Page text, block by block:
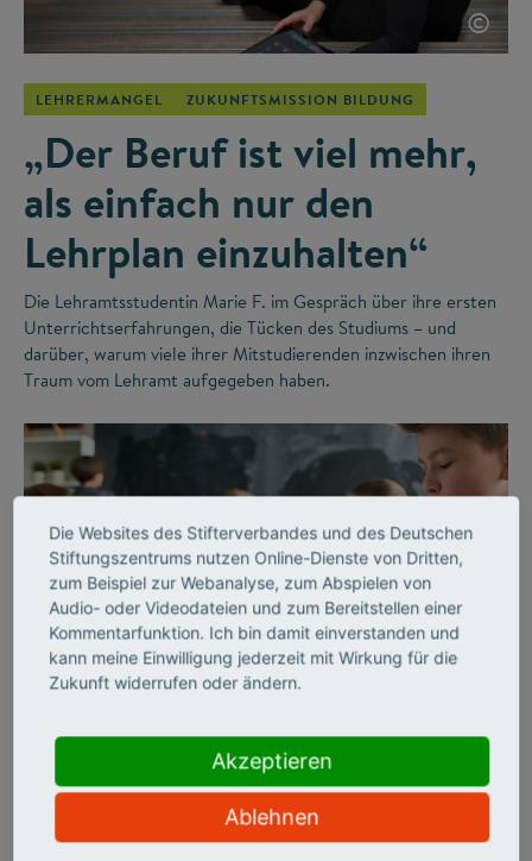
©
LEHRERMANGEL ZUKUNFTSMISSION BILDUNG
„Der Beruf ist viel mehr,
als einfach nur den
Lehrplan einzuhalten“
Die Lehramtsstudentin Marie F. im Gespräch über ihre ersten
Unterrichtserfahrungen, die Tücken des Studiums – und
darüber, warum viele ihrer Mitstudierenden inzwischen ihren
Traum vom Lehramt aufgegeben haben.
ZUKUNFTSMISSION BILDUNG LEHRERMANGEL
„Wir haben Schule
jahrzehntelang analog
Die Websites des Stifterverbandes und des Deutschen
Stiftungszentrums nutzen Online-Dienste von Dritten,
zum Beispiel zur Webanalyse, zum Abspielen von
Audio- oder Videodateien und zum Bereitstellen einer
Kommentarfunktion. Ich bin damit einverstanden und
kann meine Einwilligung jederzeit mit Wirkung für die
Zukunft widerrufen oder ändern.
Akzeptieren
Ablehnen